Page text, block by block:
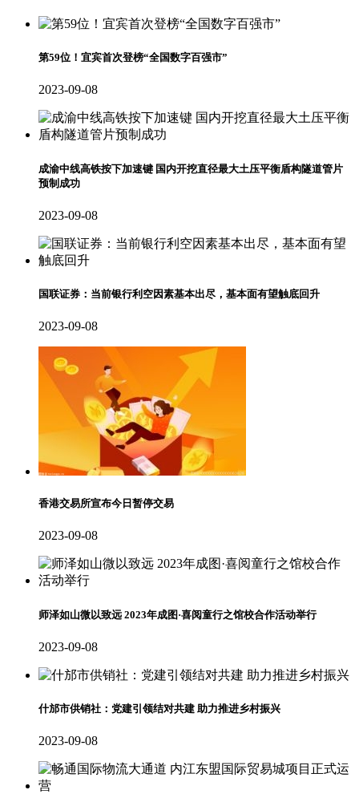
第59位！宜宾首次登榜“全国数字百强市”
2023-09-08
成渝中线高铁按下加速键 国内开挖直径最大土压平衡盾构隧道管片
预制成功
2023-09-08
国联证券：当前银行利空因素基本出尽，基本面有望触底回升
2023-09-08
香港交易所宣布今日暂停交易
2023-09-08
师泽如山微以致远 2023年成图·喜阅童行之馆校合作活动举行
2023-09-08
什邡市供销社：党建引领结对共建 助力推进乡村振兴
2023-09-08